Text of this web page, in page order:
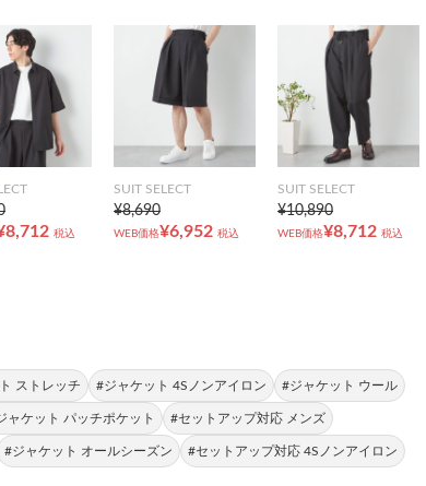
税込
SUIT SELECT
¥8,690
WEB価格¥6,952 税込
SUIT SELECT
¥10,890
WEB価格¥8,712 税込
ストレッチ #ジャケット 4Sノンアイロン #ジャケット ウール
ャケット パッチポケット #セットアップ対応 メンズ
#ジャケット オールシーズン #セットアップ対応 4Sノンアイロン